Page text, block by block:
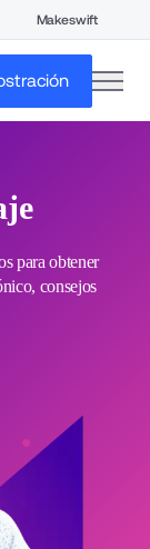
Makeswift
para obtener
consejos